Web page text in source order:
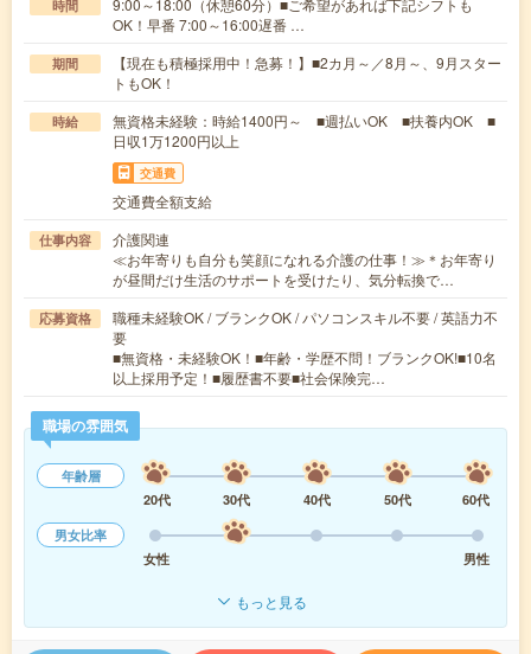
時間
OK！早番 7:00～16:00遅番 …
期間
【現在も積極採用中！急募！】■2カ月～／8月～、9月スター
トもOK！
時給
無資格未経験：時給1400円～ ■週払いOK ■扶養内OK ■
日収1万1200円以上
交通費
交通費全額支給
仕事内容
介護関連
≪お年寄りも自分も笑顔になれる介護の仕事！≫＊お年寄り
が昼間だけ生活のサポートを受けたり、気分転換で…
応募資格
職種未経験OK / ブランクOK / パソコンスキル不要 / 英語力不
要
■無資格・未経験OK！■年齢・学歴不問！ブランクOK!■10名
以上採用予定！■履歴書不要■社会保険完…
職場の雰囲気
年齢層
20代
30代 40代 50代
60代
男女比率
女性
男性
もっと見る